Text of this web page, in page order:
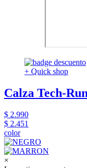
+ Quick shop
Calza Tech-Run
$ 2.990
$ 2.451
color
×